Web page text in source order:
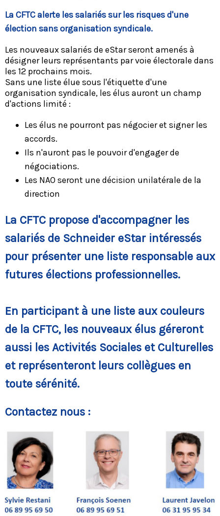
La CFTC alerte les salariés sur les risques d'une
élection sans organisation syndicale.
Les nouveaux salariés de eStar seront amenés à
désigner leurs représentants par voie électorale dans
les 12 prochains mois.
Sans une liste élue sous l'étiquette d'une
organisation syndicale, les élus auront un champ
d'actions limité :
Les élus ne pourront pas négocier et signer les
accords.
Ils n'auront pas le pouvoir d'engager de
négociations.
Les NAO seront une décision unilatérale de la
direction
La CFTC propose d'accompagner les
salariés de Schneider eStar intéressés
pour présenter une liste responsable aux
futures élections professionnelles.
En participant à une liste aux couleurs
de la CFTC, les nouveaux élus géreront
aussi les Activités Sociales et Culturelles
et représenteront leurs collègues en
toute sérénité.
Contactez nous :